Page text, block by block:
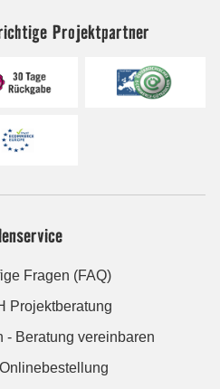
Projektpartner
Fragen (FAQ)
Projektberatung
- Beratung vereinbaren